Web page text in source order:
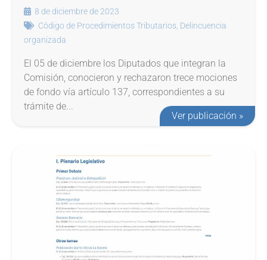
8 de diciembre de 2023
Código de Procedimientos Tributarios Delincuencia
organizada
El 05 de diciembre los Diputados que integran la
Comisión, conocieron y rechazaron trece mociones
de fondo vía artículo 137, correspondientes a su
trámite de...
Ver publicación »